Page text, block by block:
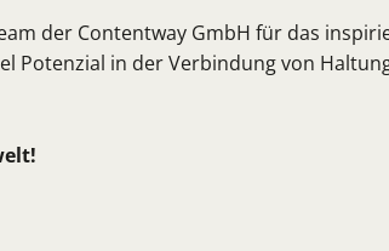
der Contentway GmbH für das
Potenzial in der Verbindung von